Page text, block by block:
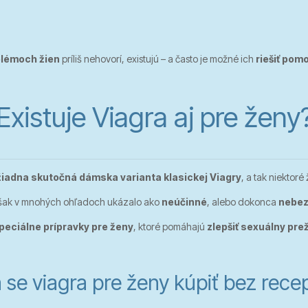
žien príliš nehovorí, existujú – a často je možné ich riešiť
Viagra aj pre
skutočná dámska varianta klasickej Viagry, a tak niektoré
v mnohých ohľadoch ukázalo ako neúčinné, alebo dokonca
prípravky pre ženy, ktoré pomáhajú zlepšiť sexuálny
se viagra pre ženy kúpiť bez